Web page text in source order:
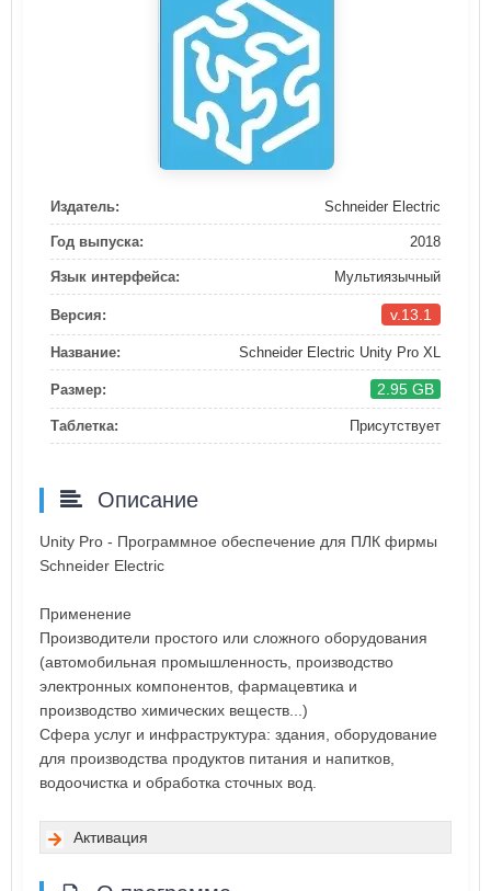
Издатель: Schneider Electric
Год выпуска: 2018
Язык интерфейса: Мультиязычный
Версия: v.13.1
Название: Schneider Electric Unity Pro XL
Размер: 2.95 GB
Таблетка: Присутствует
Описание
Unity Pro - Программное обеспечение для ПЛК фирмы
Schneider Electric
Применение
Производители простого или сложного оборудования
(автомобильная промышленность, производство
электронных компонентов, фармацевтика и
производство химических веществ...)
Сфера услуг и инфраструктура: здания, оборудование
для производства продуктов питания и напитков,
водоочистка и обработка сточных вод.
Активация